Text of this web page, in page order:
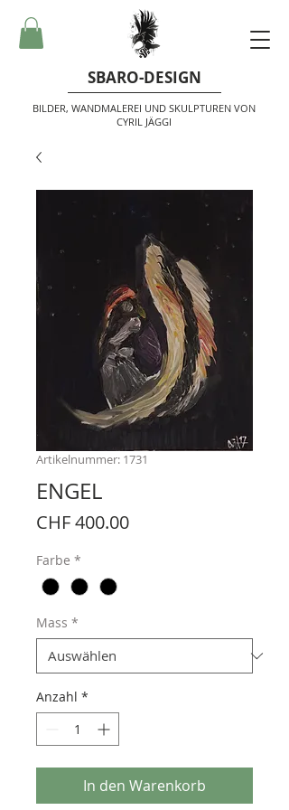
SBARO-DESIGN
BILDER, WANDMALEREI UND SKULPTUREN VON
CYRIL JÄGGI
Artikelnummer: 1731
ENGEL
CHF 400.00Preis
Farbe *
Mass *
Anzahl *
In den Warenkorb